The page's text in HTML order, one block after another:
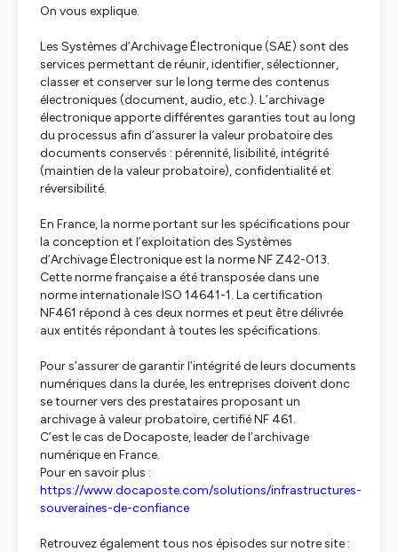
On vous explique.
Les Systèmes d’Archivage Électronique (SAE) sont des
services permettant de réunir, identifier, sélectionner,
classer et conserver sur le long terme des contenus
électroniques (document, audio, etc.). L’archivage
électronique apporte différentes garanties tout au long
du processus afin d’assurer la valeur probatoire des
documents conservés : pérennité, lisibilité, intégrité
(maintien de la valeur probatoire), confidentialité et
réversibilité.
En France, la norme portant sur les spécifications pour
la conception et l’exploitation des Systèmes
d’Archivage Électronique est la norme NF Z42-013.
Cette norme française a été transposée dans une
norme internationale ISO 14641-1. La certification
NF461 répond à ces deux normes et peut être délivrée
aux entités répondant à toutes les spécifications.
Pour s’assurer de garantir l’intégrité de leurs documents
numériques dans la durée, les entreprises doivent donc
se tourner vers des prestataires proposant un
archivage à valeur probatoire, certifié NF 461.
C’est le cas de Docaposte, leader de l’archivage
numérique en France.
Pour en savoir plus :
https://www.docaposte.com/solutions/infrastructures-
souveraines-de-confiance
Retrouvez également tous nos épisodes sur notre site :